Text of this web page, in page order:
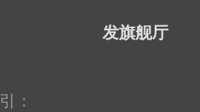
发旗舰厅
：